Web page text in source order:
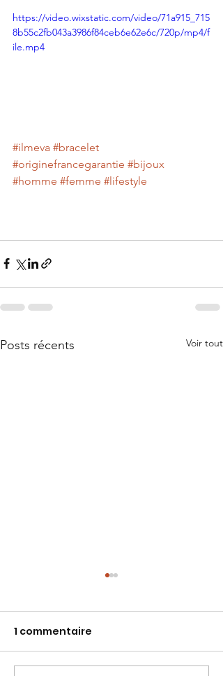
https://video.wixstatic.com/video/71a915_715
8b55c2fb043a3986f84ceb6e62e6c/720p/mp4/f
ile.mp4
#ilmeva #bracelet
#originefrancegarantie #bijoux
#homme #femme #lifestyle
Posts récents Voir tout
1 commentaire